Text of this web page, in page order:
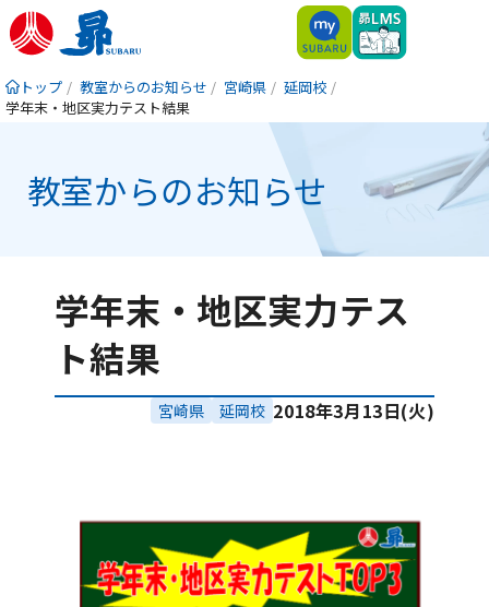
トップ 教室からのお知らせ 宮崎県
延岡校
学年末・地区実力テスト結果
教室からのお知らせ
学年末・地区実力テス
ト結果
宮崎県 延岡校 2018年3月13日(火)